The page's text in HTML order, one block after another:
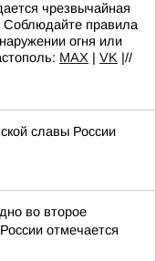
чрезвычайная
правила
огня или
MAX | VK |//
славы России
во второе
отмечается